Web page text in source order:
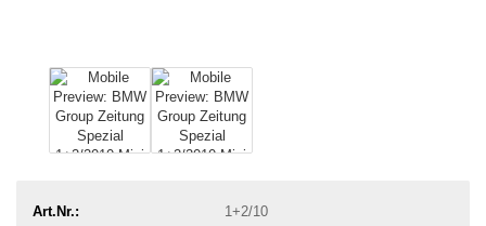
Art.Nr.:
1+2/10